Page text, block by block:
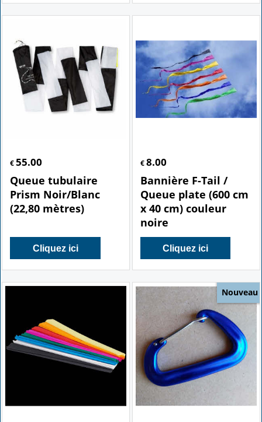
€ 55.00
Queue tubulaire
Prism Noir/Blanc
(22,80 mètres)
Cliquez ici
€8.00
Bannière F-Tail /
Queue plate (600 cm
x 40 cm) couleur
noire
Cliquez ici
Nouveau